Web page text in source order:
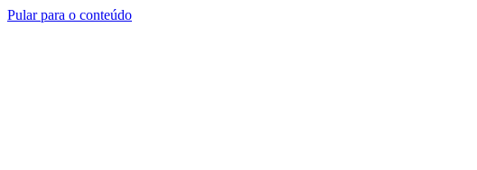
Pular para o conteúdo